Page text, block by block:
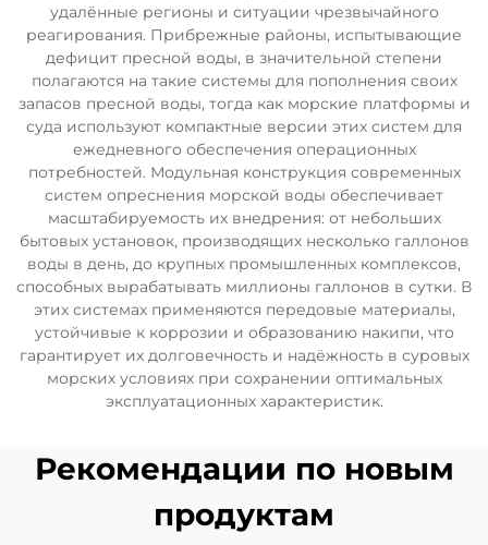
удалённые регионы и ситуации чрезвычайного
реагирования. Прибрежные районы, испытывающие
дефицит пресной воды, в значительной степени
полагаются на такие системы для пополнения своих
запасов пресной воды, тогда как морские платформы и
суда используют компактные версии этих систем для
ежедневного обеспечения операционных
потребностей. Модульная конструкция современных
систем опреснения морской воды обеспечивает
масштабируемость их внедрения: от небольших
бытовых установок, производящих несколько галлонов
воды в день, до крупных промышленных комплексов,
способных вырабатывать миллионы галлонов в сутки. В
этих системах применяются передовые материалы,
устойчивые к коррозии и образованию накипи, что
гарантирует их долговечность и надёжность в суровых
морских условиях при сохранении оптимальных
эксплуатационных характеристик.
Рекомендации по новым
продуктам